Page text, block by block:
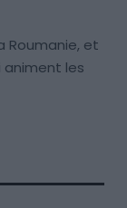
Roumanie, et
animent les